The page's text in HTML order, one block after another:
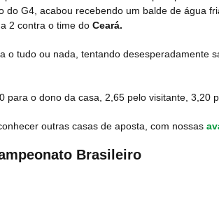
do G4, acabou recebendo um balde de água
2 contra o time do Ceará.
o tudo ou nada, tentando desesperadamente
para o dono da casa, 2,65 pelo visitante, 3,20
outras casas de aposta, com nossas
Brasileiro